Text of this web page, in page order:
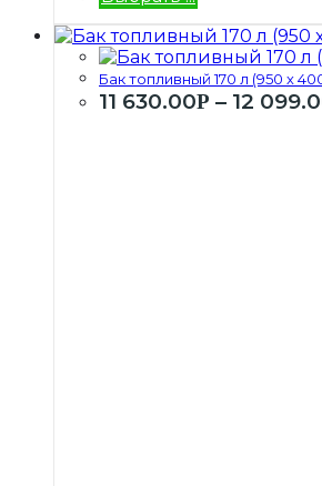
Бак топливный 170 л (950 х
11 630.00Р – 12